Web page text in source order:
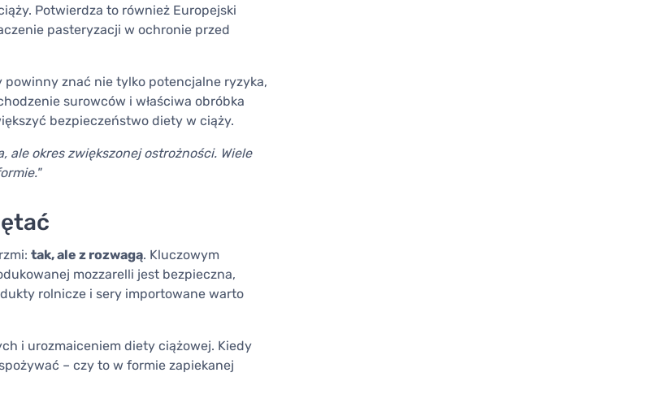
Potwierdza to również Europejski
pasteryzacji w ochronie przed
powinny znać nie tylko potencjalne ryzyka,
surowców i właściwa obróbka
bezpieczeństwo diety w ciąży.
ale okres zwiększonej ostrożności. Wiele
tak, ale z rozwagą. Kluczowym
mozzarelli jest bezpieczna,
rolnicze i sery importowane warto
i urozmaiceniem diety ciążowej. Kiedy
– czy to w formie zapiekanej